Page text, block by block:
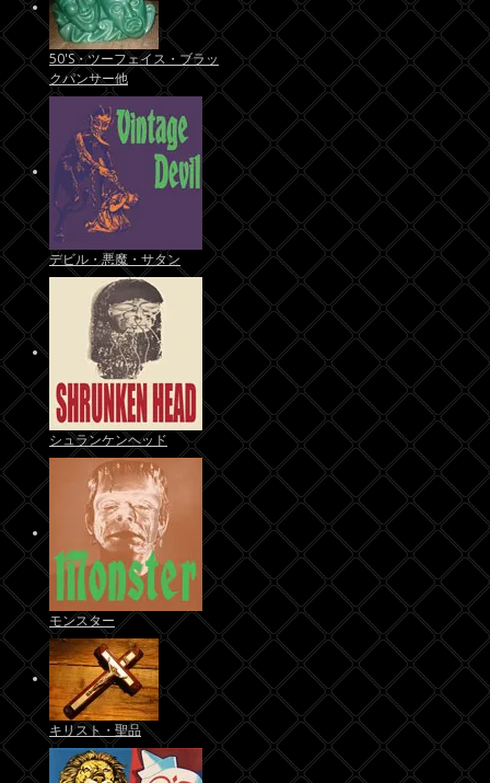
50'S・ツーフェイス・ブラッ
クパンサー他
デビル・悪魔・サタン
シュランケンヘッド
モンスター
キリスト・聖品